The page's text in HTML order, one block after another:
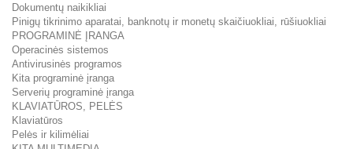
Dokumentų naikikliai
Pinigų tikrinimo aparatai, banknotų ir monetų skaičiuokliai, rūšiuokliai
PROGRAMINĖ ĮRANGA
Operacinės sistemos
Antivirusinės programos
Kita programinė įranga
Serverių programinė įranga
KLAVIATŪROS, PELĖS
Klaviatūros
Pelės ir kilimėliai